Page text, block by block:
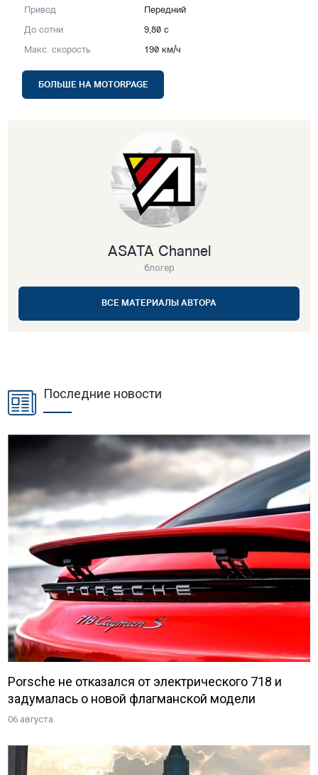
Привод Передний
До сотни 9,80 с
Макс. скорость 190 км/ч
БОЛЬШЕ НА MOTORPAGE
ASATA Channel
блогер
ВСЕ МАТЕРИАЛЫ АВТОРА
Последние новости
Porsche не отказался от электрического 718 и
задумалась о новой флагманской модели
06 августа